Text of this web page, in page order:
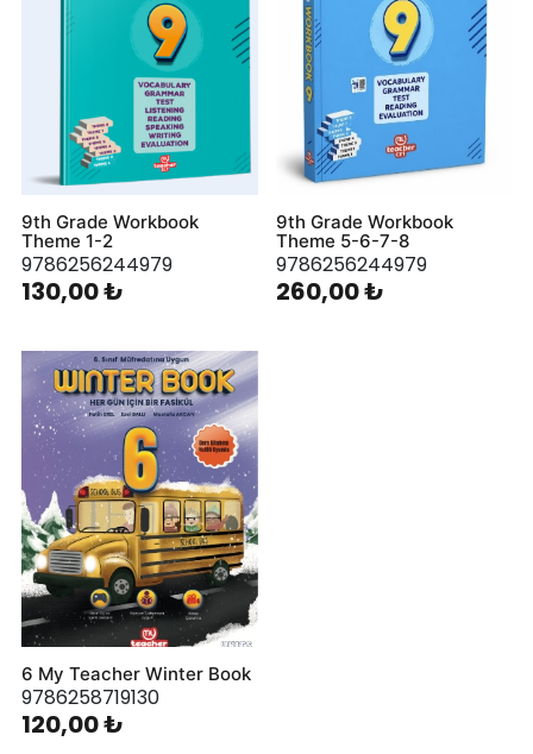
9th Grade Workbook
Theme 1-2
9786256244979
130,00 ₺
9th Grade Workbook
Theme 5-6-7-8
9786256244979
260,00 ₺
6 My Teacher Winter Book
9786258719130
120,00 ₺